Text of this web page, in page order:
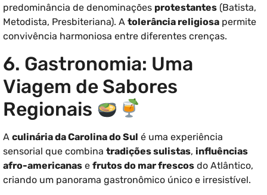
predominância de denominações protestantes (Batista,
Metodista, Presbiteriana). A tolerância religiosa permite
convivência harmoniosa entre diferentes crenças.
6. Gastronomia: Uma
Viagem de Sabores
Regionais
A culinária da Carolina do Sul é uma experiência
sensorial que combina tradições sulistas, influências
afro-americanas e frutos do mar frescos do Atlântico,
criando um panorama gastronômico único e irresistível.